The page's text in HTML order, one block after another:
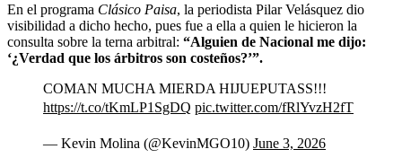
En el programa Clásico Paisa, la periodista Pilar Velásquez dio
visibilidad a dicho hecho, pues fue a ella a quien le hicieron la
consulta sobre la terna arbitral: “Alguien de Nacional me dijo:
‘¿Verdad que los árbitros son costeños?’”.
COMAN MUCHA MIERDA HIJUEPUTASS!!!
https://t.co/tKmLP1SgDQ pic.twitter.com/fRlYvzH2fT
— Kevin Molina (@KevinMGO10) June 3, 2026